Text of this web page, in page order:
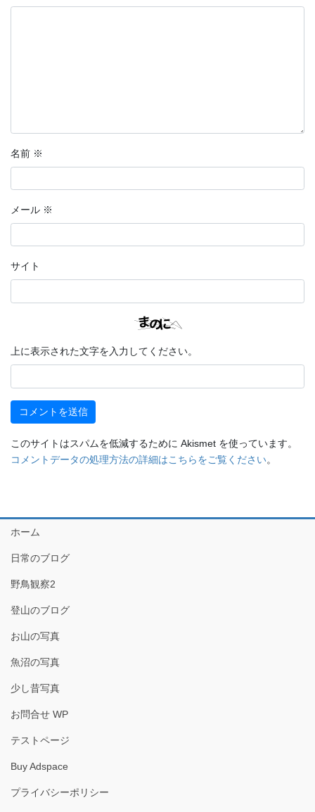
名前 ※
メール ※
サイト
上に表示された文字を入力してください。
このサイトはスパムを低減するために Akismet を使っています。
コメントデータの処理方法の詳細はこちらをご覧ください。
ホーム
日常のブログ
野鳥観察2
登山のブログ
お山の写真
魚沼の写真
少し昔写真
お問合せ WP
テストページ
Buy Adspace
プライバシーポリシー